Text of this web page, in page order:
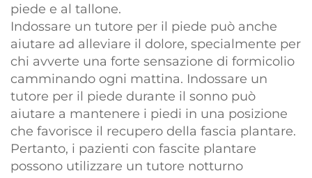
piede e al tallone.
Indossare un tutore per il piede può anche
aiutare ad alleviare il dolore, specialmente per
chi avverte una forte sensazione di formicolio
camminando ogni mattina. Indossare un
tutore per il piede durante il sonno può
aiutare a mantenere i piedi in una posizione
che favorisce il recupero della fascia plantare.
Pertanto, i pazienti con fascite plantare
possono utilizzare un tutore notturno